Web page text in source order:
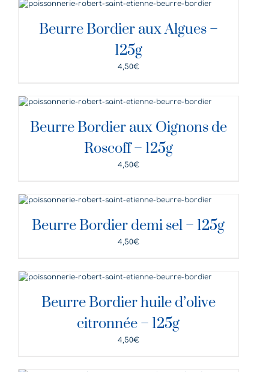
DÉTAILS
Beurre Bordier aux Algues –
125g
4,50€
DÉTAILS
Beurre Bordier aux Oignons de
Roscoff – 125g
4,50€
DÉTAILS
Beurre Bordier demi sel – 125g
4,50€
DÉTAILS
Beurre Bordier huile d’olive
citronnée – 125g
4,50€